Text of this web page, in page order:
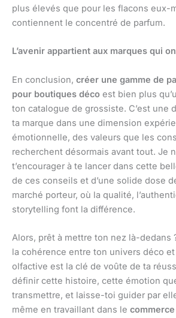
plus élevés que pour les flacons eux-
contiennent le concentré de parfum.
L’avenir appartient aux marques qui
En conclusion, créer une gamme de
pour boutiques déco est bien plus
ton catalogue de grossiste. C’est une
ta marque dans une dimension
émotionnelle, des valeurs que les
recherchent désormais avant tout. Je
t’encourager à te lancer dans cette
de ces conseils et d’une solide dose
marché porteur, où la qualité,
storytelling font la différence.
Alors, prêt à mettre ton nez là-dedans
la cohérence entre ton univers déco
olfactive est la clé de voûte de ta
définir cette histoire, cette émotion
transmettre, et laisse-toi guider par
même en travaillant dans le